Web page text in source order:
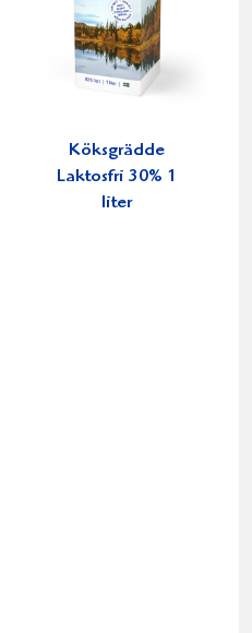
Köksgrädde
Laktosfri 30% 1
liter